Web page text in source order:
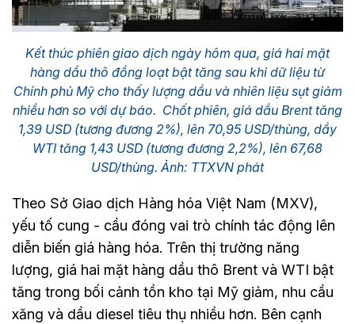
Kết thúc phiên giao dịch ngày hôm qua, giá hai mặt
hàng dầu thô đồng loạt bật tăng sau khi dữ liệu từ
Chính phủ Mỹ cho thấy lượng dầu và nhiên liệu sụt giảm
nhiều hơn so với dự báo. Chốt phiên, giá dầu Brent tăng
1,39 USD (tương đương 2%), lên 70,95 USD/thùng, dầy
WTI tăng 1,43 USD (tương đương 2,2%), lên 67,68
USD/thùng. Ảnh: TTXVN phát
Theo Sở Giao dịch Hàng hóa Việt Nam (MXV),
yếu tố cung - cầu đóng vai trò chính tác động lên
diễn biến giá hàng hóa. Trên thị trường năng
lượng, giá hai mặt hàng dầu thô Brent và WTI bật
tăng trong bối cảnh tồn kho tại Mỹ giảm, nhu cầu
xăng và dầu diesel tiêu thụ nhiều hơn. Bên cạnh